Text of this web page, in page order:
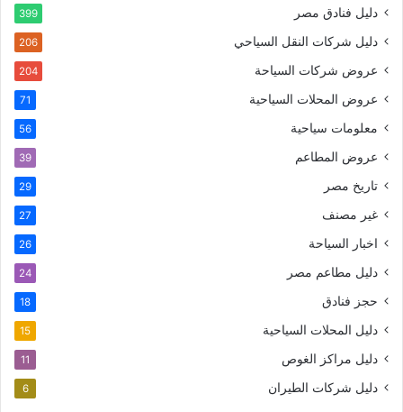
دليل فنادق مصر 399
دليل شركات النقل السياحي 206
عروض شركات السياحة 204
عروض المحلات السياحية 71
معلومات سياحية 56
عروض المطاعم 39
تاريخ مصر 29
غير مصنف 27
اخبار السياحة 26
دليل مطاعم مصر 24
حجز فنادق 18
دليل المحلات السياحية 15
دليل مراكز الغوص 11
دليل شركات الطيران 6